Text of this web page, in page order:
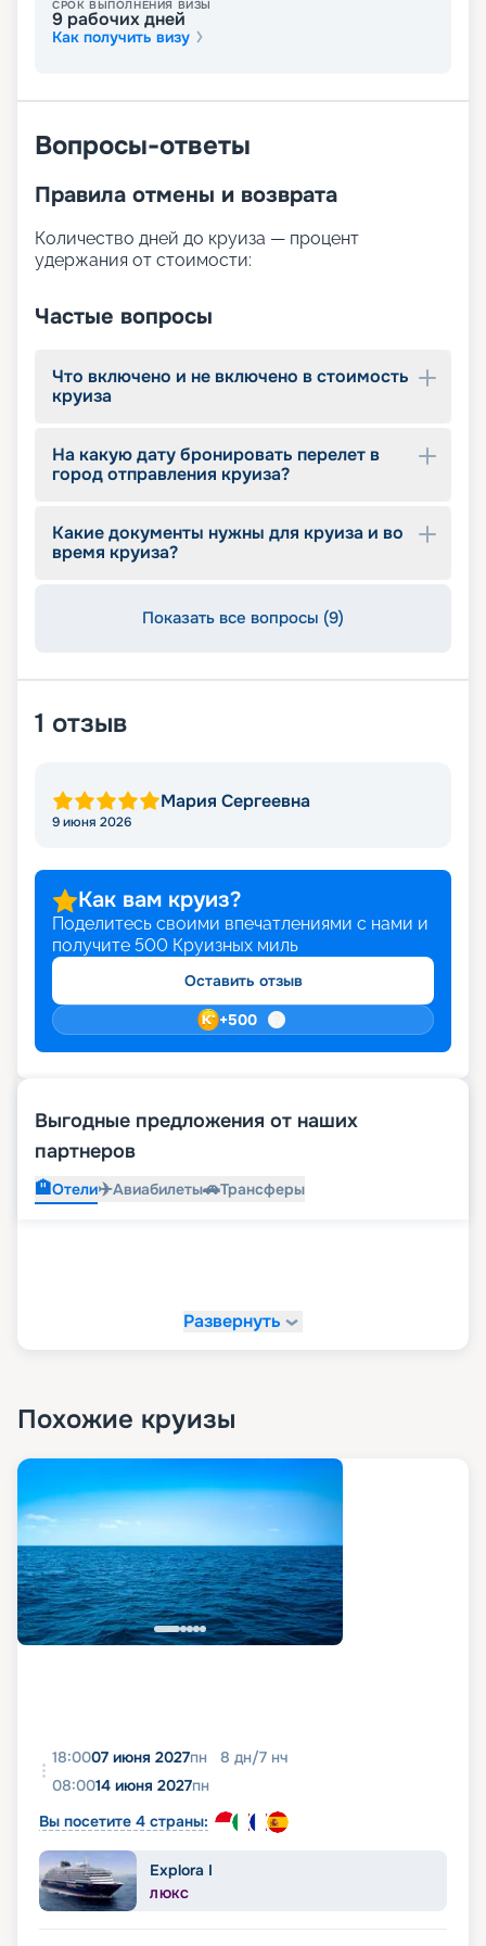
турист может выбрать себе отдых по душе. Для
этого на борту доступны:
просторная солнечная палуба с шезлонгами;
бар ресторан у бассейна и лаунж-бар;
массажный салон;
фитнес-центр с кардиотренажёрами;
СРОК ВЫПОЛНЕНИЯ ВИЗЫ
9 рабочих дней
Как получить визу
Вопросы-ответы
Правила отмены и возврата
Количество дней до круиза — процент
удержания от стоимости:
Частые вопросы
Что включено и не включено в стоимость
круиза
На какую дату бронировать перелет в
город отправления круиза?
Какие документы нужны для круиза и во
время круиза?
Показать все вопросы (9)
1 отзыв
Мария Сергеевна
9 июня 2026
Как вам круиз?
Поделитесь своими впечатлениями с нами и
получите 500 Круизных миль
Оставить отзыв
+500
Выгодные предложения от наших
партнеров
🏨Отели✈️Авиабилеты🚗Трансферы
Развернуть
Похожие круизы
18:0007 июня 2027пн 8 дн/7 нч
08:0014 июня 2027пн
Вы посетите 4 страны:
Explora I
ЛЮКС